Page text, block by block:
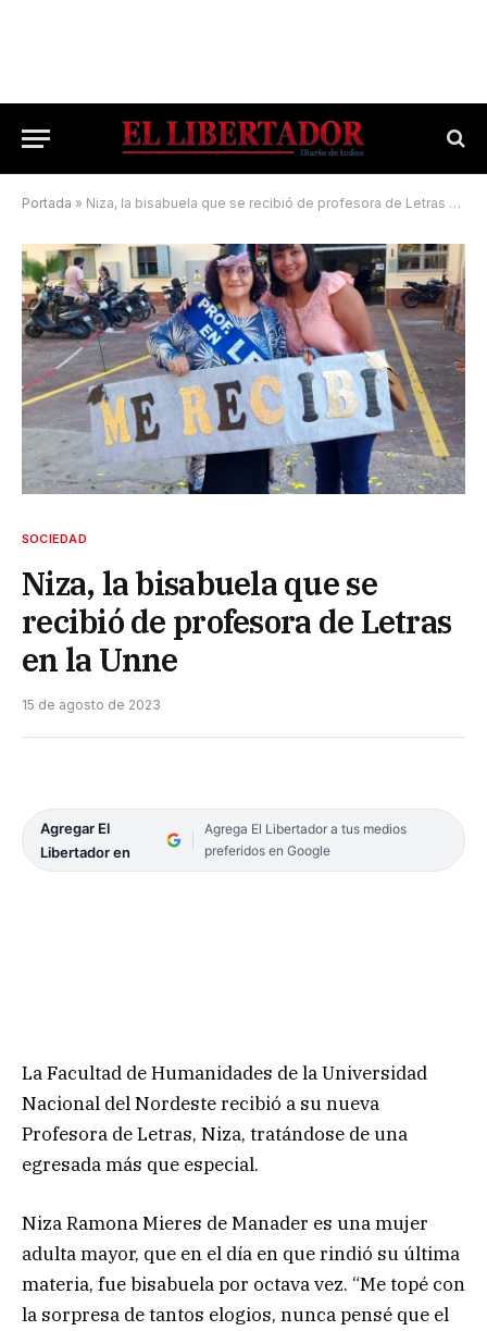
Portada » Niza, la bisabuela que se recibió de profesora de Letras en la Unne
SOCIEDAD
Niza, la bisabuela que se
recibió de profesora de Letras
en la Unne
15 de agosto de 2023
Agregar El
Libertador en
Agrega El Libertador a tus medios
preferidos en Google
La Facultad de Humanidades de la Universidad
Nacional del Nordeste recibió a su nueva
Profesora de Letras, Niza, tratándose de una
egresada más que especial.
Niza Ramona Mieres de Manader es una mujer
adulta mayor, que en el día en que rindió su última
materia, fue bisabuela por octava vez. “Me topé con
la sorpresa de tantos elogios, nunca pensé que el